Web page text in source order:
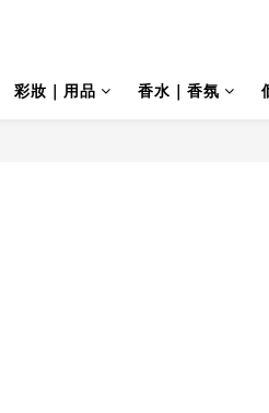
彩妝｜用品 香水｜香氛